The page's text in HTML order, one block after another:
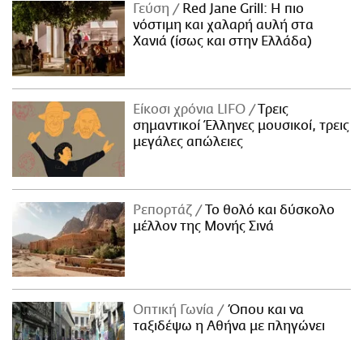
Γεύση
Red Jane Grill: Η πιο
νόστιμη και χαλαρή αυλή στα
Χανιά (ίσως και στην Ελλάδα)
Είκοσι χρόνια LIFO
Tρεις
σημαντικοί Έλληνες μουσικοί, τρεις
μεγάλες απώλειες
Ρεπορτάζ
Το θολό και δύσκολο
μέλλον της Μονής Σινά
Οπτική Γωνία
Όπου και να
ταξιδέψω η Αθήνα με πληγώνει